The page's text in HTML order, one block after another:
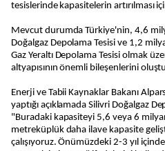
tesislerinde kapasitelerin artırılması
Mevcut durumda Türkiye'nin, 4,6
Doğalgaz Depolama Tesisi ve 1,2
Gaz Yeraltı Depolama Tesisi olmak
altyapısının önemli bileşenlerini
Enerji ve Tabii Kaynaklar Bakanı
yaptığı açıklamada Silivri Doğalgaz
"Buradaki kapasiteyi 5,6 veya 6
metreküplük daha ilave kapasite
çalışıyoruz. Önümüzdeki 2-3 yıl